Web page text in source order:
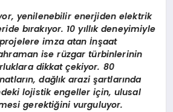
yenilenebilir enerjiden elektrik
bırakıyor. 10 yıllık deneyimiyle
imza atanİnşaat
ise rüzgar türbinlerinin
dikkat çekiyor. 80
dağlık arazi şartlarında
lojistik engeller için, ulusal
gerektiğini vurguluyor.